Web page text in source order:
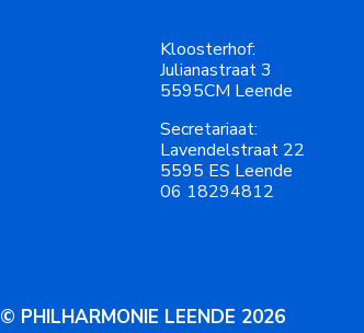
Kloosterhof:
Julianastraat 3
5595CM Leende
Secretariaat:
Lavendelstraat 22
5595 ES Leende
06 18294812
© PHILHARMONIE LEENDE 2026